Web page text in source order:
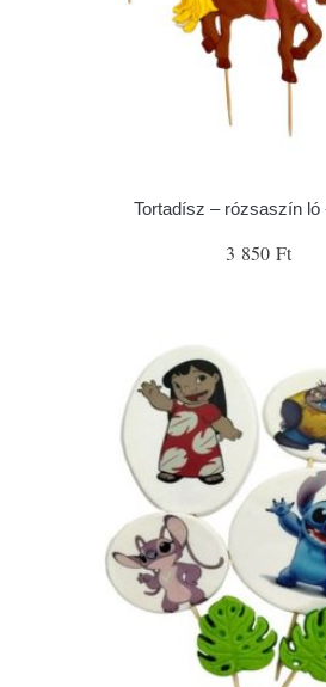
Tortadísz – rózsaszín ló
3 850 Ft